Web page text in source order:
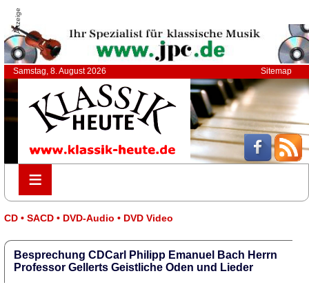
Anzeige
Samstag, 8. August 2026 Sitemap
≡
≡
CD • SACD • DVD-Audio • DVD Video
Besprechung CDCarl Philipp Emanuel Bach Herrn
Professor Gellerts Geistliche Oden und Lieder